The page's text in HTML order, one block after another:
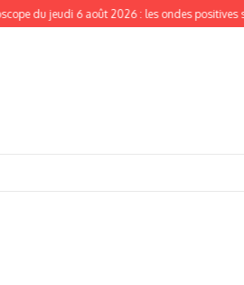
jeudi 6 août 2026 : les ondes positives sont au